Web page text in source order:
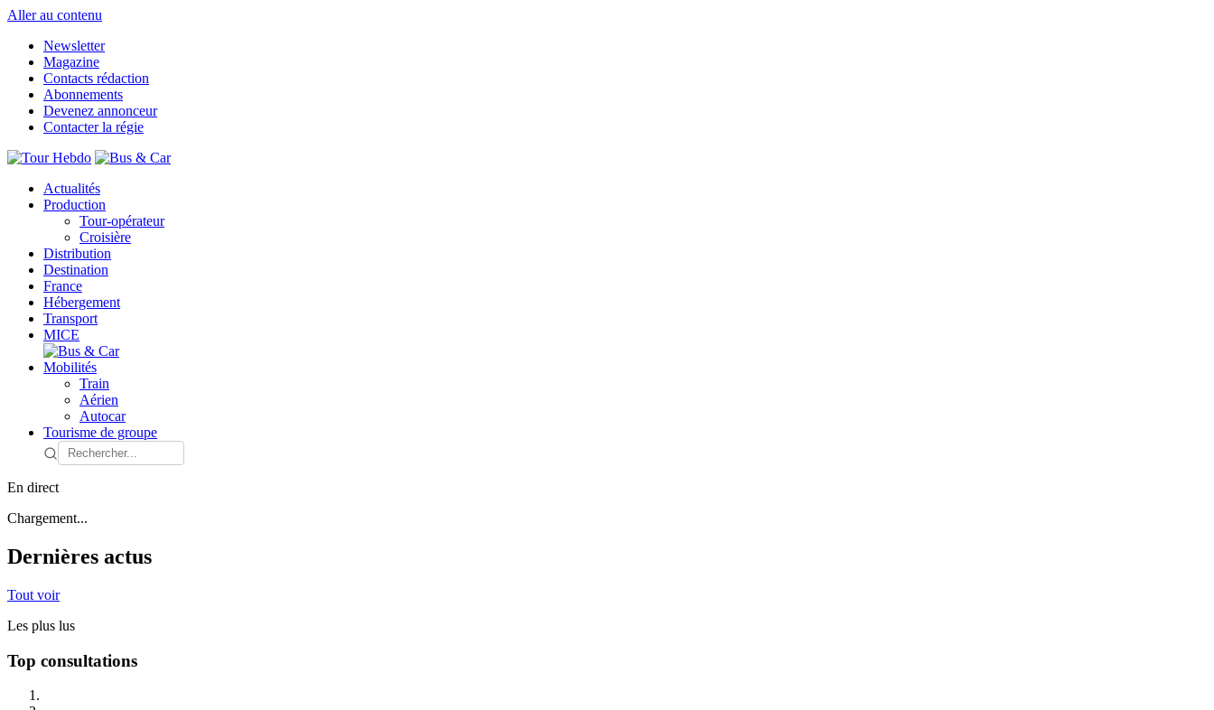
Aller au contenu
Newsletter
Magazine
Contacts rédaction
Abonnements
Devenez annonceur
Contacter la régie
Actualités
Production
Tour-opérateur
Croisière
Distribution
Destination
France
Hébergement
Transport
MICE
Mobilités
Train
Aérien
Autocar
Tourisme de groupe
En direct
Chargement...
Dernières actus
Tout voir
Les plus lus
Top consultations